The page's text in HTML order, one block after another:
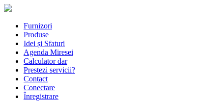
Furnizori
Produse
Idei și Sfaturi
Agenda Miresei
Calculator dar
Prestezi servicii?
Contact
Conectare
Înregistrare